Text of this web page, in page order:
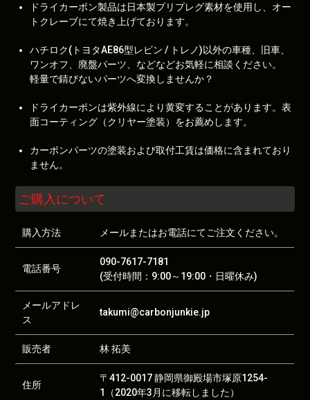
ドライカーボン製品は日本製プリプレグ素材を使用し、オー
トクレーブにて焼き上げております。
ハチロク(トヨタAE86型レビン / トレノ)以外の車種、旧車、
ワンオフ、廃盤パーツ、などなどお気軽に相談ください。
軽量で錆びないパーツへ変換しませんか？
ドライカーボンは紫外線により黄変することがあります。表
面コーティング（クリヤー塗装）をお薦めします。
カーボンパーツの塗装および取付工賃は価格に含まれており
ません。
ご購入について
購入方法 メールまたはお電話にてご注文ください。
電話番号
090-7617-7181
(受付時間：9:00～19:00・日曜休み)
メールアドレ
ス
takumi@carbonjunkie.jp
販売者 林 拓美
住所
〒412-0017 静岡県御殿場市塚原1254-
1（2020年3月に移転しました）